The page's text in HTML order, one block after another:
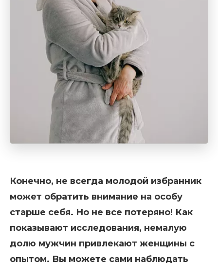
Конечно, не всегда молодой избранник
может обратить внимание на особу
старше себя. Но не все потеряно! Как
показывают исследования, немалую
долю мужчин привлекают женщины с
опытом. Вы можете сами наблюдать